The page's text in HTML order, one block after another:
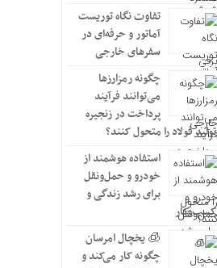
تفاوت نگاه توریست
آماتور و حرفه‌ای در
سفرهای خارجی
چگونه رمزارزها
می‌توانند فرآیند
پرداخت در زنجیره
تولید فولاد را متحول کنند؟
استفاده هوشمند از
خودرو و حمل‌ونقل
برای رشد زندگی و
کسب‌وکار
🧊 یخچال امرسان
چگونه کار می‌کند و